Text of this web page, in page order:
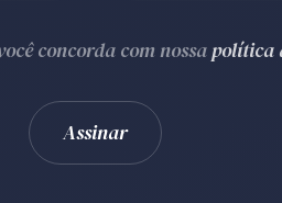
concorda com nossapolítica